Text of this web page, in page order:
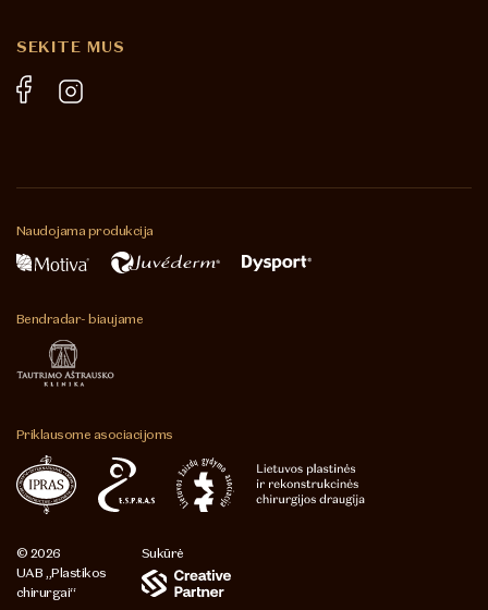
SEKITE MUS
Naudojama produkcija
Bendradar-biaujame
Priklausome asociacijoms
© 2026
UAB „Plastikos
chirurgai“
Sukūrė